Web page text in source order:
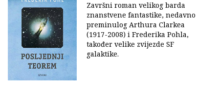
Završni roman velikog barda
znanstvene fantastike, nedavno
preminulog Arthura Clarkea
(1917-2008) i Frederika Pohla,
također velike zvijezde SF
galaktike.